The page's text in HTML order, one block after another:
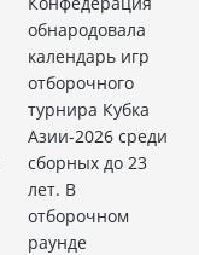
обнародовала
календарь игр
отборочного
турнира Кубка
Азии-2026 среди
сборных до 23
лет. В
отборочном
раунде